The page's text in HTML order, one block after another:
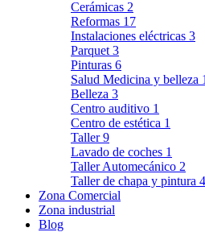
Cerámicas 2
Reformas 17
Instalaciones eléctricas 3
Parquet 3
Pinturas 6
Salud Medicina y belleza
Belleza 3
Centro auditivo 1
Centro de estética 1
Taller9
Lavado de coches 1
Taller Automecánico 2
Taller de chapa y pintura 4
Zona Comercial
Zona industrial
Blog